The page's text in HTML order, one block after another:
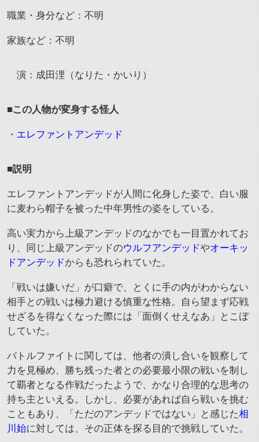
職業・身分など：不明
家族など：不明
演：成田浬（なりた・かいり）
■この人物が変身する怪人
・ エレファントアンデッド
■説明
エレファントアンデッドが人間に化身した姿で、白い服
に麦わら帽子を被った中年男性の姿をしている。
高い実力から上級アンデッドのなかでも一目置かれてお
り、同じ上級アンデッドのウルフアンデッドやオーキッ
ドアンデッドからも恐れられていた。
「戦いは嫌いだ」が口癖で、とくに手の内がわからない
相手との戦いは極力避ける慎重な性格。自ら望まず応戦
せざるを得なくなった際には「面倒くせえなあ」とこぼ
していた。
バトルファイトに関しては、他者の潰し合いを観察して
力を見極め、勝ち残った者との必要最小限の戦いを制し
て覇者となる作戦だったようで、かなり合理的な思考の
持ち主といえる。しかし、必要があれば自ら戦いを挑む
こともあり、「ただのアンデッドではない」と感じた相
川始に対しては、その正体を探る目的で挑戦していた。